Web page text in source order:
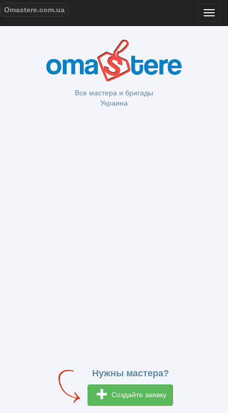
Omastere.com.ua
Все мастера и бригады
Украина
Нужны мастера?
Создайте заявку